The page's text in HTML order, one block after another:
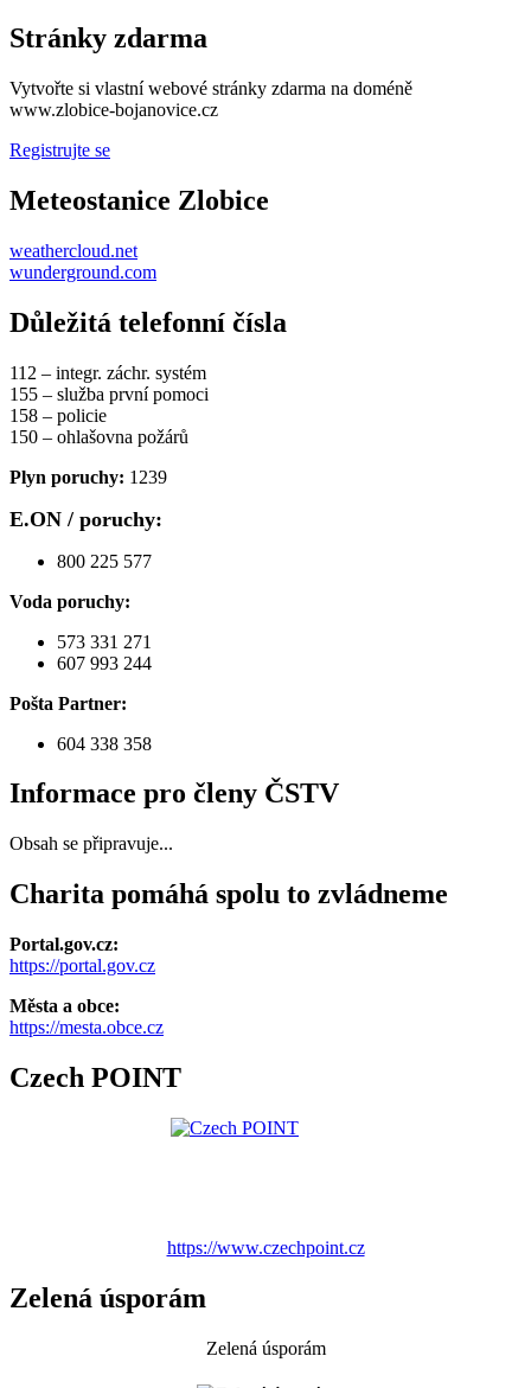
Stránky zdarma
Vytvořte si vlastní webové stránky zdarma na doméně
www.zlobice-bojanovice.cz
Registrujte se
Meteostanice Zlobice
weathercloud.net
wunderground.com
Důležitá telefonní čísla
112 – integr. záchr. systém
155 – služba první pomoci
158 – policie
150 – ohlašovna požárů
Plyn poruchy: 1239
E.ON / poruchy:
800 225 577
Voda poruchy:
573 331 271
607 993 244
Pošta Partner:
604 338 358
Informace pro členy ČSTV
Obsah se připravuje...
Charita pomáhá spolu to zvládneme
Portal.gov.cz:
https://portal.gov.cz
Města a obce:
https://mesta.obce.cz
Czech POINT
https://www.czechpoint.cz
Zelená úsporám
Zelená úsporám